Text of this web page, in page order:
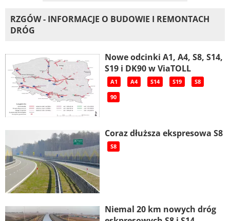
RZGÓW - INFORMACJE O BUDOWIE I REMONTACH
DRÓG
Nowe odcinki A1, A4, S8, S14,
S19 i DK90 w ViaTOLL
A1 A4 S14 S19 S8
90
Coraz dłuższa ekspresowa S8
S8
Niemal 20 km nowych dróg